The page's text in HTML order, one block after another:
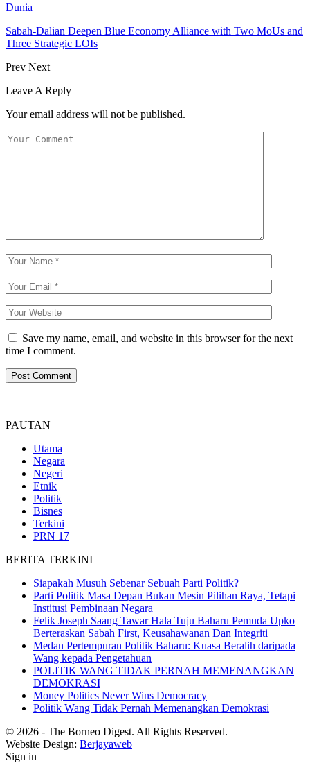
Dunia
Sabah-Dalian Deepen Blue Economy Alliance with Two MoUs and
Three Strategic LOIs
Prev Next
Leave A Reply
Your email address will not be published.
Save my name, email, and website in this browser for the next
time I comment.
PAUTAN
Utama
Negara
Negeri
Etnik
Politik
Bisnes
Terkini
PRN 17
BERITA TERKINI
Siapakah Musuh Sebenar Sebuah Parti Politik?
Parti Politik Masa Depan Bukan Mesin Pilihan Raya, Tetapi
Institusi Pembinaan Negara
Felik Joseph Saang Tawar Hala Tuju Baharu Pemuda Upko
Berteraskan Sabah First, Keusahawanan Dan Integriti
Medan Pertempuran Politik Baharu: Kuasa Beralih daripada
Wang kepada Pengetahuan
POLITIK WANG TIDAK PERNAH MEMENANGKAN
DEMOKRASI
Money Politics Never Wins Democracy
Politik Wang Tidak Pernah Memenangkan Demokrasi
© 2026 - The Borneo Digest. All Rights Reserved.
Website Design: Berjayaweb
Sign in